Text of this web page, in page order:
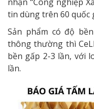
tin dùng trên 60 quốc
Sản phẩm có độ
thông thường thì
bền gấp 2-3 lần, với
lần.